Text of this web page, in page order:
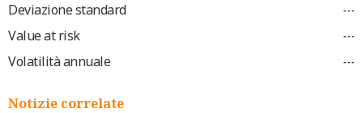
Deviazione standard ---
Value at risk ---
Volatilità annuale ---
Notizie correlate